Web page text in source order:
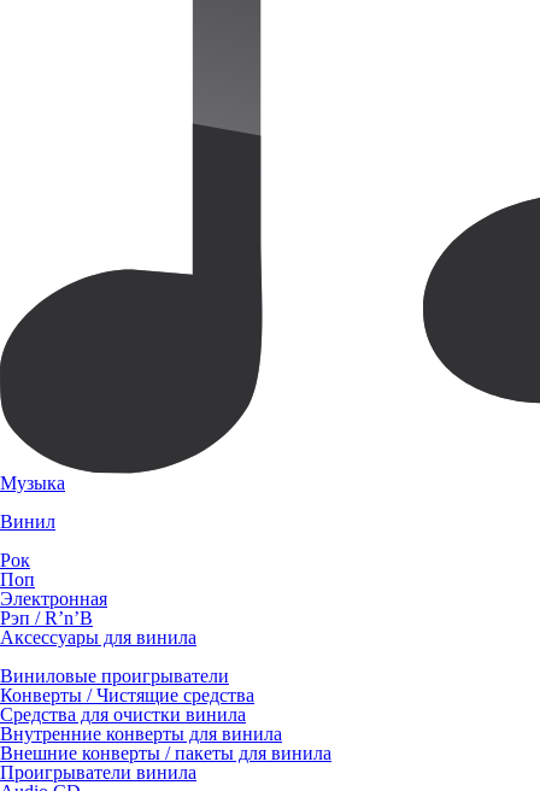
Музыка
Винил
Рок
Поп
Электронная
Рэп / R’n’B
Аксессуары для винила
Виниловые проигрыватели
Конверты / Чистящие средства
Средства для очистки винила
Внутренние конверты для винила
Внешние конверты / пакеты для винила
Проигрыватели винила